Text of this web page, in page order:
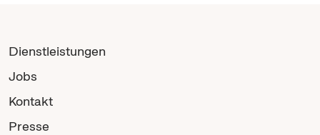
Dienstleistungen
Jobs
Kontakt
Presse